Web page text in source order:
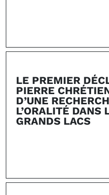
LE PREMIER
PIERRE
D’UNE
L’ORALITÉ DANS
GRANDS LACS